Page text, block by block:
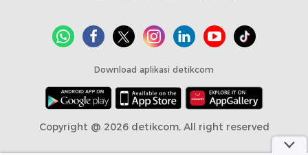
Download aplikasi detikcom
Copyright @ 2026 detikcom, All right reserved